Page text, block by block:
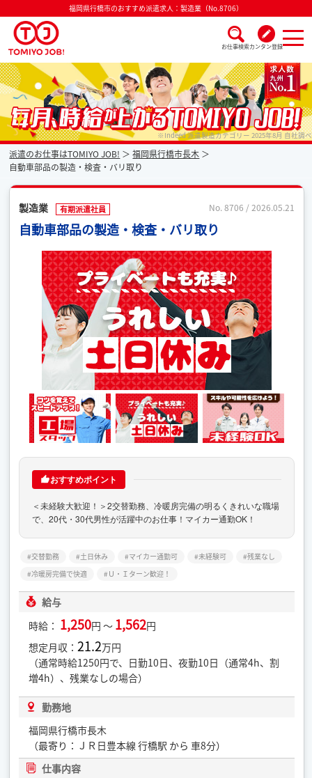
福岡県行橋市のおすすめ派遣求人：製造業（No.8706）
お仕事検索カンタン登録
派遣なら毎月時給が上がるトミヨジョブ ※Indeed 派遣製造カテゴリー 2025年8月 自社調べ
派遣のお仕事はTOMIYO JOB!
福岡県行橋市長木
自動車部品の製造・検査・バリ取り
製造業 有期派遣社員 No. 8706 / 2026.05.21
自動車部品の製造・検査・バリ取り
おすすめポイント
＜未経験大歓迎！＞2交替勤務、冷暖房完備の明るくきれいな職場
で、20代・30代男性が活躍中のお仕事！マイカー通勤OK！
交替勤務 土日休み マイカー通勤可 未経験可
残業なし
冷暖房完備で快適
Ｕ・Ｉターン歓迎！
給与
時給： 1,250円 ～ 1,562円
想定月収：21.2万円
（通常時給1250円で、日勤10日、夜勤10日（通常4h、割
増4h）、残業なしの場合）
勤務地
福岡県行橋市長木
（最寄り：ＪＲ日豊本線 行橋駅 から 車8分）
仕事内容